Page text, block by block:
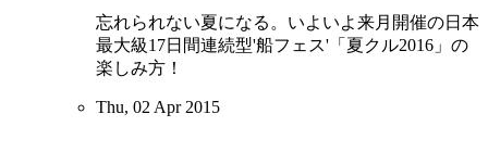
忘れられない夏になる。いよいよ来月開催の日本
最大級17日間連続型'船フェス'「夏クル2016」の
楽しみ方！
Thu, 02 Apr 2015